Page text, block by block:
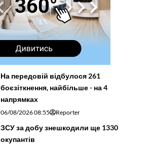
На передовій відбулося 261
боєзіткнення, найбільше - на 4
напрямках
06/08/2026 08:55 Reporter
ЗСУ за добу знешкодили ще 1330
окупантів